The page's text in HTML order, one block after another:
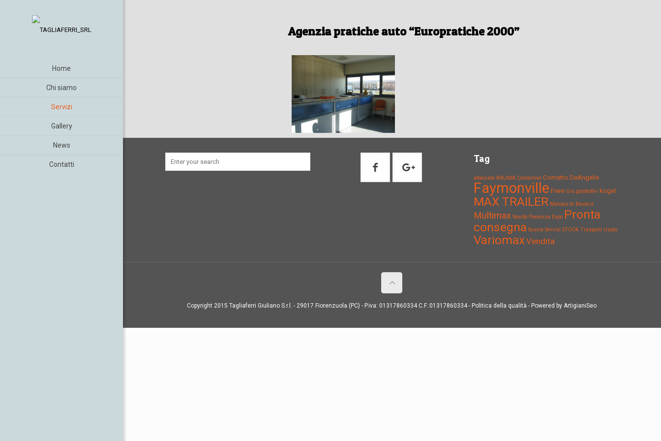
Home
Chi siamo
Servizi
Gallery
News
Contatti
Agenzia pratiche auto “Europratiche 2000”
Centro
revisioni
Tag
attaccata BAUMA Combimax Cometto DeAngelis
Faymonville Fiere Gis goldhofer kogel
MAX TRAILER Monaco di Baviera
Multimax Novità Piacenza Expo Pronta
consegna Scania Servizi STOCK Trasporti Usato
VariomaxVendita
Copyright 2015 Tagliaferri Giuliano S.r.l. - 29017 Fiorenzuola (PC) - P.iva: 01317860334 C.F.:01317860334 - Politica della qualità - Powered by ArtigianiSeo